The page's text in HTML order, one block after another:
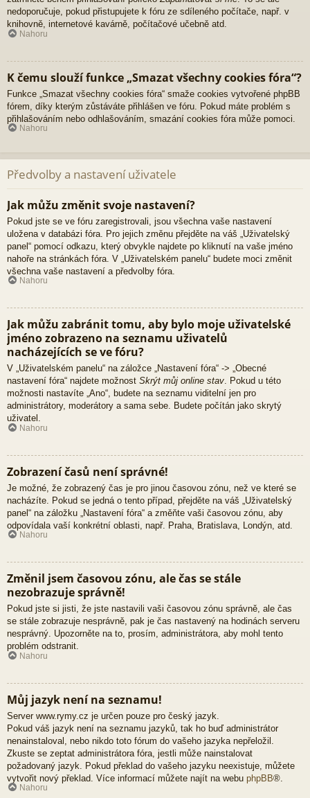
nedoporučuje, pokud přistupujete k fóru ze sdíleného počítače, např. v
knihovně, internetové kavárně, počítačové učebně atd.
Nahoru
K čemu slouží funkce „Smazat všechny cookies fóra“?
Funkce „Smazat všechny cookies fóra“ smaže cookies vytvořené phpBB
fórem, díky kterým zůstáváte přihlášen ve fóru. Pokud máte problém s
přihlašováním nebo odhlašováním, smazání cookies fóra může pomoci.
Nahoru
Předvolby a nastavení uživatele
Jak můžu změnit svoje nastavení?
Pokud jste se ve fóru zaregistrovali, jsou všechna vaše nastavení
uložena v databázi fóra. Pro jejich změnu přejděte na váš „Uživatelský
panel“ pomocí odkazu, který obvykle najdete po kliknutí na vaše jméno
nahoře na stránkách fóra. V „Uživatelském panelu“ budete moci změnit
všechna vaše nastavení a předvolby fóra.
Nahoru
Jak můžu zabránit tomu, aby bylo moje uživatelské
jméno zobrazeno na seznamu uživatelů
nacházejících se ve fóru?
V „Uživatelském panelu“ na záložce „Nastavení fóra“ -> „Obecné
nastavení fóra“ najdete možnost Skrýt můj online stav. Pokud u této
možnosti nastavíte „Ano“, budete na seznamu viditelní jen pro
administrátory, moderátory a sama sebe. Budete počítán jako skrytý
uživatel.
Nahoru
Zobrazení časů není správné!
Je možné, že zobrazený čas je pro jinou časovou zónu, než ve které se
nacházíte. Pokud se jedná o tento případ, přejděte na váš „Uživatelský
panel“ na záložku „Nastavení fóra“ a změňte vaši časovou zónu, aby
odpovídala vaší konkrétní oblasti, např. Praha, Bratislava, Londýn, atd.
Nahoru
Změnil jsem časovou zónu, ale čas se stále
nezobrazuje správně!
Pokud jste si jisti, že jste nastavili vaši časovou zónu správně, ale čas
se stále zobrazuje nesprávně, pak je čas nastavený na hodinách serveru
nesprávný. Upozorněte na to, prosím, administrátora, aby mohl tento
problém odstranit.
Nahoru
Můj jazyk není na seznamu!
Server www.rymy.cz je určen pouze pro český jazyk.
Pokud váš jazyk není na seznamu jazyků, tak ho buď administrátor
nenainstaloval, nebo nikdo toto fórum do vašeho jazyka nepřeložil.
Zkuste se zeptat administrátora fóra, jestli může nainstalovat
požadovaný jazyk. Pokud překlad do vašeho jazyku neexistuje, můžete
vytvořit nový překlad. Více informací můžete najít na webu phpBB®.
Nahoru